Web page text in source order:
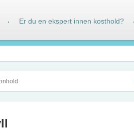
· Er du en ekspert innen kosthold? ·